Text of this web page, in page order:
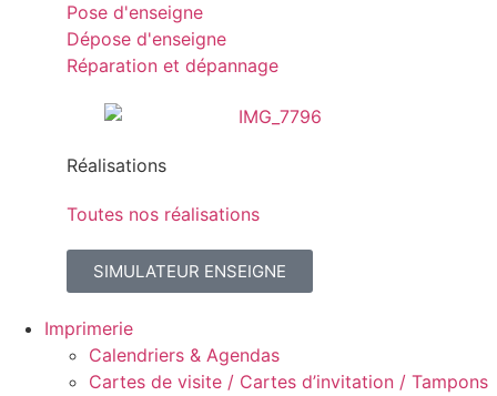
Pose d'enseigne
Dépose d'enseigne
Réparation et dépannage
Réalisations
Toutes nos réalisations
SIMULATEUR ENSEIGNE
Imprimerie
Calendriers & Agendas
Cartes de visite / Cartes d’invitation / Tampons